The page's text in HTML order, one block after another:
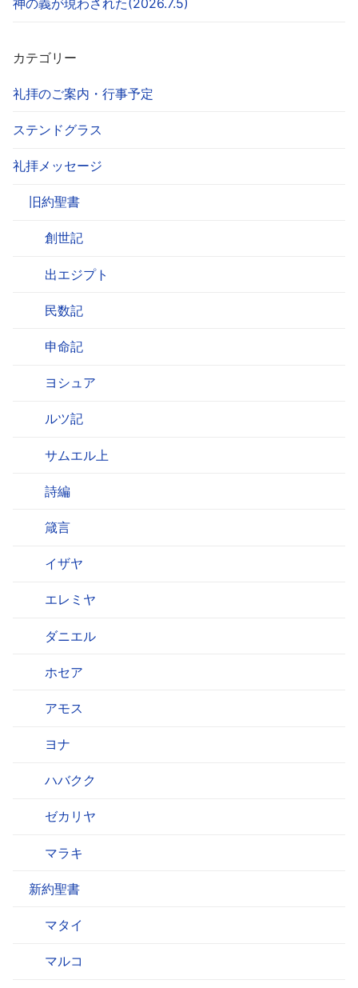
神の義が現わされた(2026.7.5)
カテゴリー
礼拝のご案内・行事予定
ステンドグラス
礼拝メッセージ
旧約聖書
創世記
出エジプト
民数記
申命記
ヨシュア
ルツ記
サムエル上
詩編
箴言
イザヤ
エレミヤ
ダニエル
ホセア
アモス
ヨナ
ハバクク
ゼカリヤ
マラキ
新約聖書
マタイ
マルコ